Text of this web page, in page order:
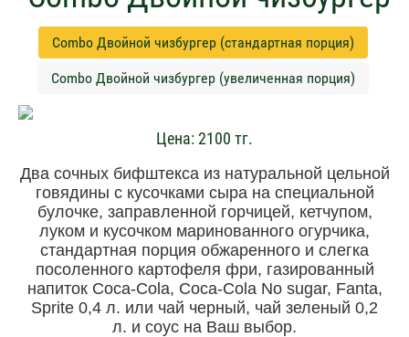
Combo Двойной чизбургер (стандартная порция)
Combo Двойной чизбургер (увеличенная порция)
Цена: 2100 тг.
Два сочных бифштекса из натуральной цельной
говядины с кусочками сыра на специальной
булочке, заправленной горчицей, кетчупом,
луком и кусочком маринованного огурчика,
стандартная порция обжаренного и слегка
посоленного картофеля фри, газированный
напиток Coca-Cola, Coca-Cola No sugar, Fanta,
Sprite 0,4 л. или чай черный, чай зеленый 0,2
л. и соус на Ваш выбор.